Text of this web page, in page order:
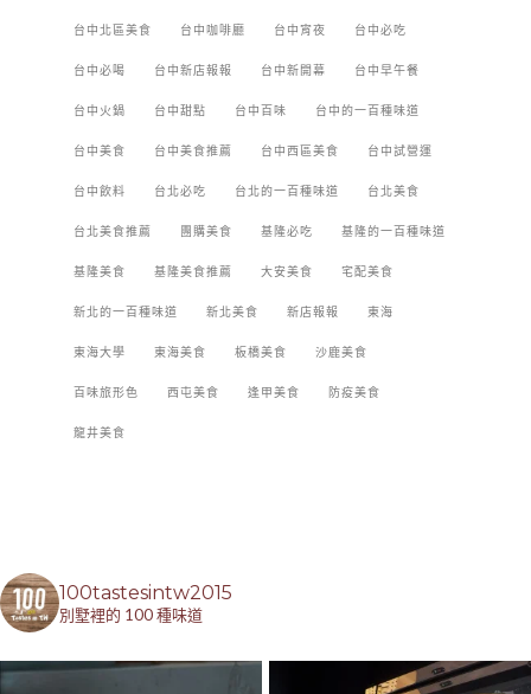
台中北區美食 台中咖啡廳 台中宵夜 台中必吃
台中必喝 台中新店報報 台中新開幕 台中早午餐
台中火鍋 台中甜點 台中百味 台中的一百種味道
台中美食 台中美食推薦 台中西區美食 台中試營運
台中飲料 台北必吃 台北的一百種味道 台北美食
台北美食推薦 團購美食 基隆必吃 基隆的一百種味道
基隆美食 基隆美食推薦 大安美食 宅配美食
新北的一百種味道 新北美食 新店報報 東海
東海大學 東海美食 板橋美食 沙鹿美食
百味旅形色 西屯美食 逢甲美食 防疫美食
龍井美食
100tastesintw2015
別墅裡的 100 種味道